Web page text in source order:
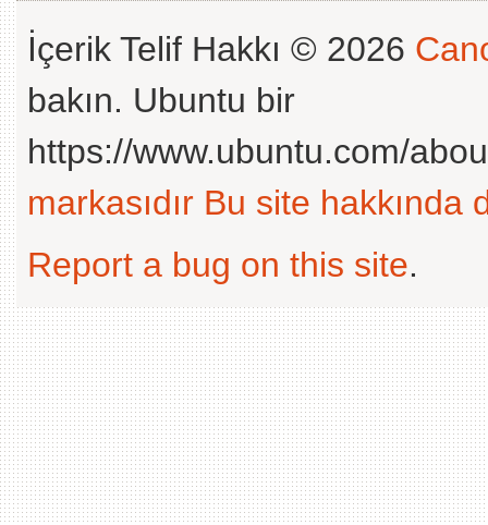
İçerik Telif Hakkı © 2026
bakın. Ubuntu bir
https://www.ubuntu.com/
markasıdır Bu site hakkında
Report a bug on this site.